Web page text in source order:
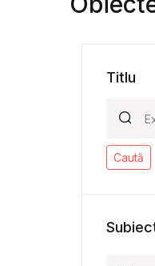
Titlu
Caută